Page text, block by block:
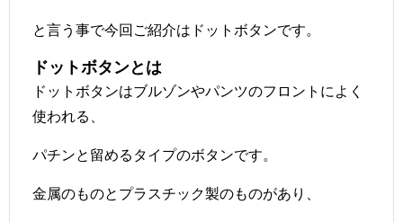
と言う事で今回ご紹介はドットボタンです。
ドットボタンとは
ドットボタンはブルゾンやパンツのフロントによく
使われる、
パチンと留めるタイプのボタンです。
金属のものとプラスチック製のものがあり、